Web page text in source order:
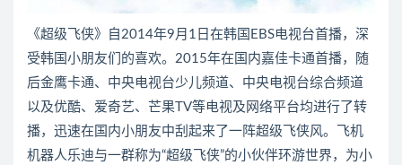
《超级飞侠》自2014年9月1日在韩国EBS电视台首播，深
受韩国小朋友们的喜欢。2015年在国内嘉佳卡通首播，随
后金鹰卡通、中央电视台少儿频道、中央电视台综合频道
以及优酷、爱奇艺、芒果TV等电视及网络平台均进行了转
播，迅速在国内小朋友中刮起来了一阵超级飞侠风。飞机
机器人乐迪与一群称为“超级飞侠”的小伙伴环游世界，为小